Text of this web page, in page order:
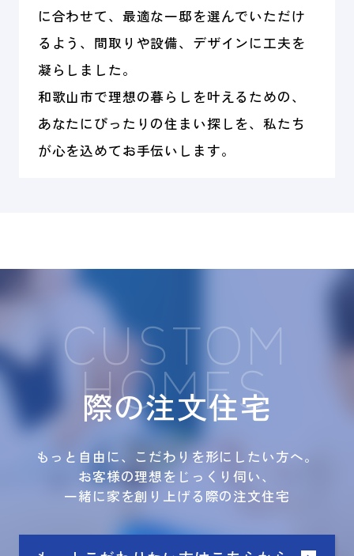
に合わせて、最適な一邸を選んでいただけ
るよう、間取りや設備、デザインに工夫を
凝らしました。
和歌山市で理想の暮らしを叶えるための、
あなたにぴったりの住まい探しを、私たち
が心を込めてお手伝いします。
際の注文住宅
CUSTOM
HOMES
もっと自由に、こだわりを形にしたい方へ。
お客様の理想をじっくり伺い、
一緒に家を創り上げる際の注文住宅